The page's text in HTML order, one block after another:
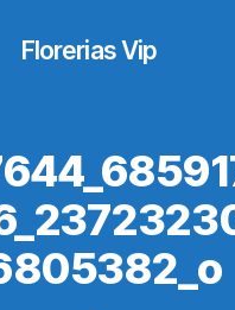
Florerias Vip